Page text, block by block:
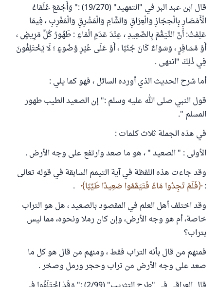
قال ابن عبد البر في "التمهيد" (19/270) :" وَأَجْمَعَ عُلَمَاءُ
الْأَمْصَارِ بِالْحِجَازِ وَالْعِرَاقِ وَالشَّامِ وَالْمَشْرِقِ وَالْمَغْرِبِ ، فِيمَا
عَلِمْتُ: أَنَّ التَّيَمُّمَ بِالصَّعِيدِ ، عِنْدَ عَدَمِ الْمَاءِ : طَهُورُ كُلِّ مَرِيضٍ ،
أَوْ مُسَافِرٍ ، وَسَوَاءٌ كَانَ جُنُبًا ، أَوْ عَلَى غَيْرِ وُضُوءٍ ؛ لَا يَخْتَلِفُونَ
فِي ذَلِكَ "انتهى .
أما شرح الحديث الذي أورده السائل ، فهو كما يلي :
قول النبي صلى الله عليه وسلم :" إن الصعيد الطيب طهور
المسلم ".
في هذه الجملة ثلاث كلمات :
الأولى : " الصعيد " ، هو ما صعد وارتفع على وجه الأرض .
وقد جاءت هذه اللفظة في آية التيمم السابقة في قوله تعالى
: فَلَمْ تَجِدُوا مَاءً فَتَيَمَّمُوا صَعِيدًا طَيِّبًا
.
وقد اختلف أهل العلم في المقصود بالصعيد ، هل هو التراب
خاصة، أم هو وجه الأرض، وإن كان رملا ونحوه، مما ليس
بتراب؟
فمنهم من قال بأنه التراب فقط ، ومنهم من قال هو كل ما
صعد على وجه الأرض من تراب وحجر ورمل وصخر .